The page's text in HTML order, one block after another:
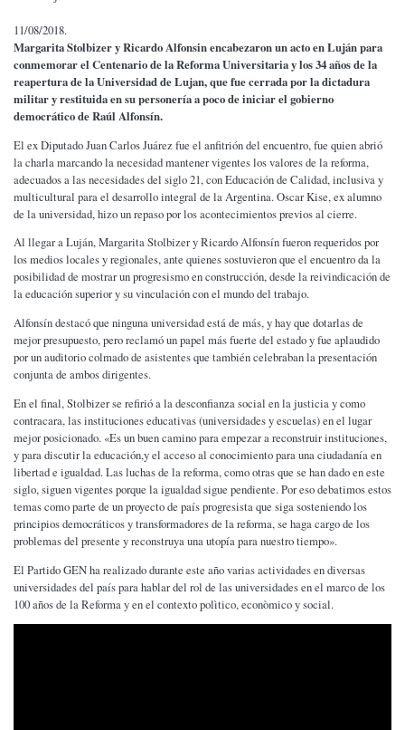
11/08/2018.
Margarita Stolbizer y Ricardo Alfonsin encabezaron un acto en Luján para
conmemorar el Centenario de la Reforma Universitaria y los 34 años de la
reapertura de la Universidad de Lujan, que fue cerrada por la dictadura
militar y restituida en su personería a poco de iniciar el gobierno
democrático de Raúl Alfonsín.
El ex Diputado Juan Carlos Juárez fue el anfitrión del encuentro, fue quien abrió
la charla marcando la necesidad mantener vigentes los valores de la reforma,
adecuados a las necesidades del siglo 21, con Educación de Calidad, inclusiva y
multicultural para el desarrollo integral de la Argentina. Oscar Kise, ex alumno
de la universidad, hizo un repaso por los acontecimientos previos al cierre.
Al llegar a Luján, Margarita Stolbizer y Ricardo Alfonsín fueron requeridos por
los medios locales y regionales, ante quienes sostuvieron que el encuentro da la
posibilidad de mostrar un progresismo en construcción, desde la reivindicación de
la educación superior y su vinculación con el mundo del trabajo.
Alfonsín destacó que ninguna universidad está de más, y hay que dotarlas de
mejor presupuesto, pero reclamó un papel más fuerte del estado y fue aplaudido
por un auditorio colmado de asistentes que también celebraban la presentación
conjunta de ambos dirigentes.
En el final, Stolbizer se refirió a la desconfianza social en la justicia y como
contracara, las instituciones educativas (universidades y escuelas) en el lugar
mejor posicionado. «Es un buen camino para empezar a reconstruir instituciones,
y para discutir la educación,y el acceso al conocimiento para una ciudadanía en
libertad e igualdad. Las luchas de la reforma, como otras que se han dado en este
siglo, siguen vigentes porque la igualdad sigue pendiente. Por eso debatimos estos
temas como parte de un proyecto de país progresista que siga sosteniendo los
principios democráticos y transformadores de la reforma, se haga cargo de los
problemas del presente y reconstruya una utopía para nuestro tiempo».
El Partido GEN ha realizado durante este año varias actividades en diversas
universidades del país para hablar del rol de las universidades en el marco de los
100 años de la Reforma y en el contexto polìtico, econòmico y social.